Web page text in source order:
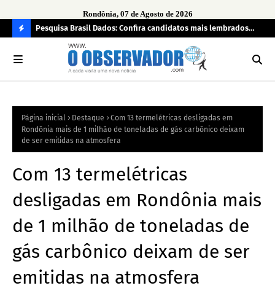
Rondônia, 07 de Agosto de 2026
O
R
A
Pesquisa Brasil Dados: Confira candidatos mais lembrados
pelo eleitorado de Rondônia para deputado estadual
Página inicial Destaque
Com 13 termelétricas desligadas em
Rondônia mais de 1 milhão de toneladas de gás carbônico deixam
de ser emitidas na atmosfera
Com 13 termelétricas
desligadas em Rondônia mais
de 1 milhão de toneladas de
gás carbônico deixam de ser
emitidas na atmosfera